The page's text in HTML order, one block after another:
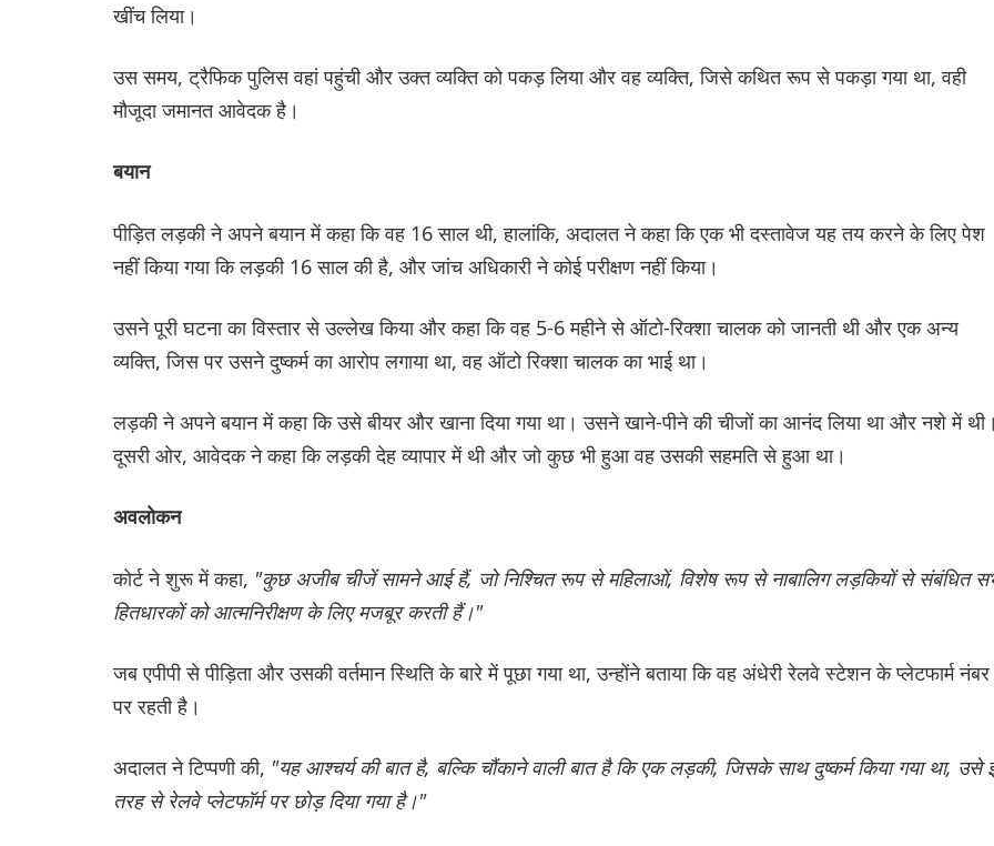
खींच लिया।
उस समय, ट्रैफिक पुलिस वहां पहुंची और उक्त व्यक्ति को पकड़ लिया और वह व्यक्ति, जिसे कथित रूप से पकड़ा गया था, वही
मौजूदा जमानत आवेदक है।
बयान
पीड़ित लड़की ने अपने बयान में कहा कि वह 16 साल थी, हालांकि, अदालत ने कहा कि एक भी दस्तावेज यह तय करने के लिए पेश
नहीं किया गया कि लड़की 16 साल की है, और जांच अधिकारी ने कोई परीक्षण नहीं किया।
उसने पूरी घटना का विस्तार से उल्लेख किया और कहा कि वह 5-6 महीने से ऑटो-रिक्शा चालक को जानती थी और एक अन्य
व्यक्ति, जिस पर उसने दुष्कर्म का आरोप लगाया ‌था, वह ऑटो रिक्शा चालक का भाई था।
लड़की ने अपने बयान में कहा कि उसे बीयर और खाना दिया गया था। उसने खाने-पीने की चीजों का आनंद लिया था और नशे में
दूसरी ओर, आवेदक ने कहा कि लड़की देह व्यापार में थी और जो कुछ भी हुआ वह उसकी सहमति से हुआ था।
अवलोकन
कोर्ट ने शुरू में कहा, "कुछ अजीब चीजें सामने आई हैं, जो निश्चित रूप से महिलाओं, विशेष रूप से नाबालिग लड़कियों से संबंधित
हितधारकों को आत्मनिरीक्षण के लिए मजबूर करती हैं।"
जब एपीपी से पीड़िता और उसकी वर्तमान स्थिति के बारे में पूछा गया था, उन्होंने बताया कि वह अंधेरी रेलवे स्टेशन के प्लेटफार्म
पर रहती है।
अदालत ने टिप्पणी की, "यह आश्चर्य की बात है, बल्कि चौंकाने वाली बात है कि एक लड़की, जिसके साथ दुष्कर्म किया गया था, उसे
तरह से रेलवे प्लेटफॉर्म पर छोड़ दिया गया है।"